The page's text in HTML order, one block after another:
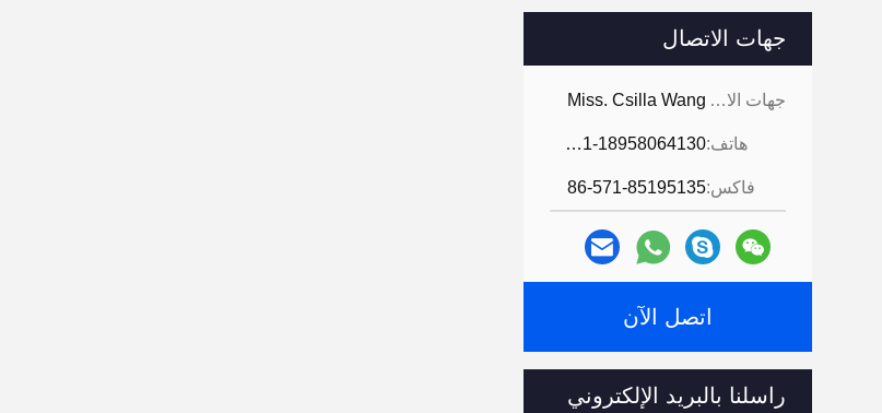
جهات الاتصال
جهات الاتصال: Miss. Csilla Wang
هاتف: 86-571-18958064130
فاكس:86-571-85195135
اتصل الآن
راسلنا بالبريد الإلكتروني